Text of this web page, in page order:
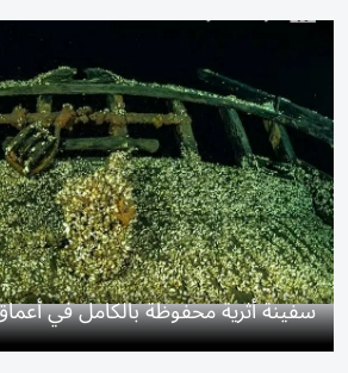
سفينة أثرية محفوظة بالكامل في